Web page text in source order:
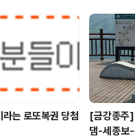
라는 로또복권 당첨
[금강종주
댐-세종보